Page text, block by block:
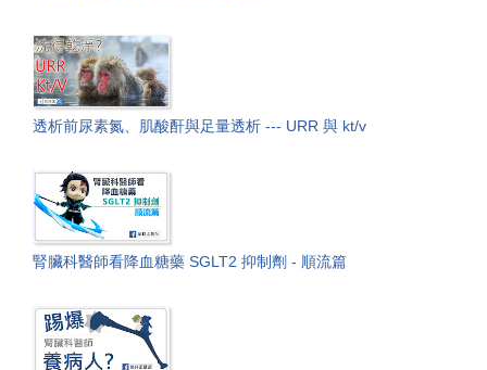
透析前尿素氮、肌酸酐與足量透析 --- URR 與 kt/v
腎臟科醫師看降血糖藥 SGLT2 抑制劑 - 順流篇